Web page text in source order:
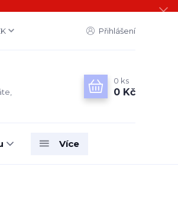
Přihlášení
0 ks
0 Kč
Více